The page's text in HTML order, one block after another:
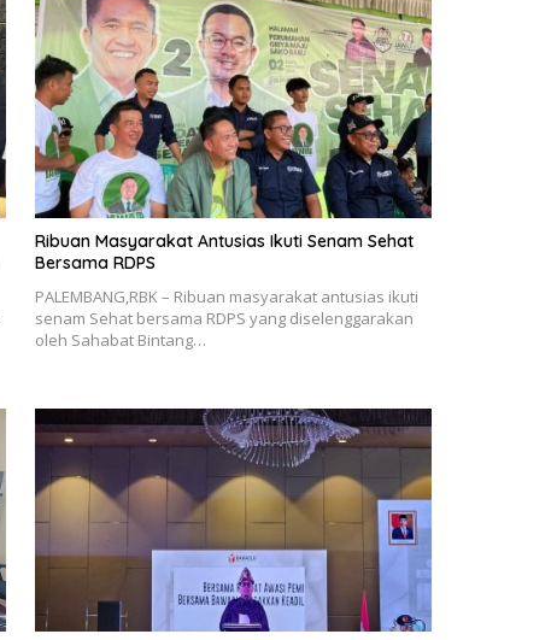
Ribuan Masyarakat Antusias Ikuti Senam Sehat
Bersama RDPS
PALEMBANG,RBK – Ribuan masyarakat antusias ikuti
senam Sehat bersama RDPS yang diselenggarakan
oleh Sahabat Bintang…